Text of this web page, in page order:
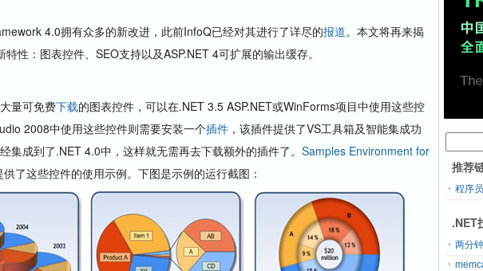
4.0拥有众多的新改进，此前InfoQ已经对其进行了详尽的报道。本文将再来揭
性：图表控件、SEO支持以及ASP.NET 4可扩展的输出缓存。
量可免费下载的图表控件，可以在.NET 3.5 ASP.NET或WinForms项目中使用这些控
2008中使用这些控件则需要安装一个插件 ，该插件提供了VS工具箱及智能集成功
集成到了.NET 4.0中，这样就无需再去下载额外的插件了。 Samples Environment for
供了这些控件的使用示例。下图是示例的运行截图： 推荐
程序
.NET
两分